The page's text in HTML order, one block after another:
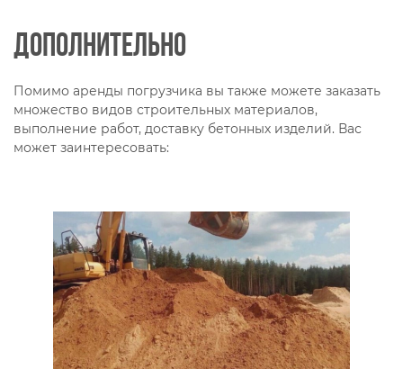
Дополнительно
Помимо аренды погрузчика вы также можете заказать
множество видов строительных материалов,
выполнение работ, доставку бетонных изделий. Вас
может заинтересовать: